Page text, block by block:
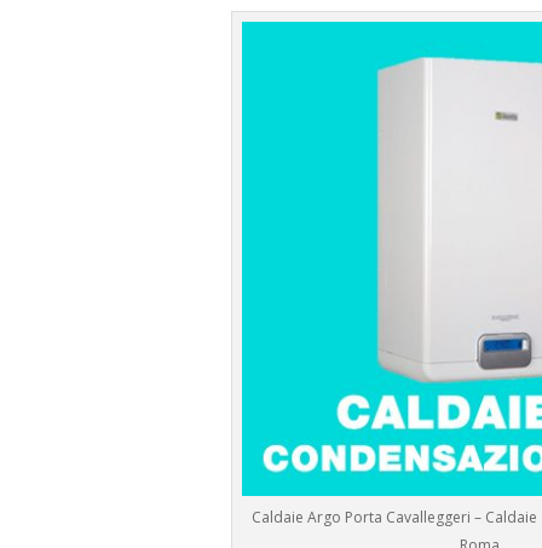
Caldaie Argo Porta Cavalleggeri –